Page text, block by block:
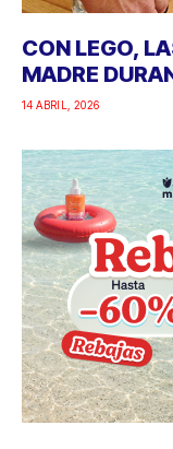
CON LEGO,
MADRE
14 ABRIL, 2026